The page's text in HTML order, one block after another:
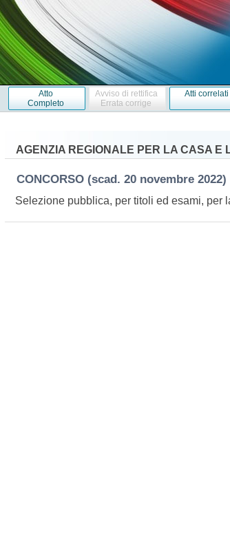
Atto
Completo
Avviso di rettifica
Errata corrige
Atti correlati
AGENZIA REGIONALE PER LA CASA E
CONCORSO (scad. 20 novembre 2022)
Selezione pubblica, per titoli ed esami, per